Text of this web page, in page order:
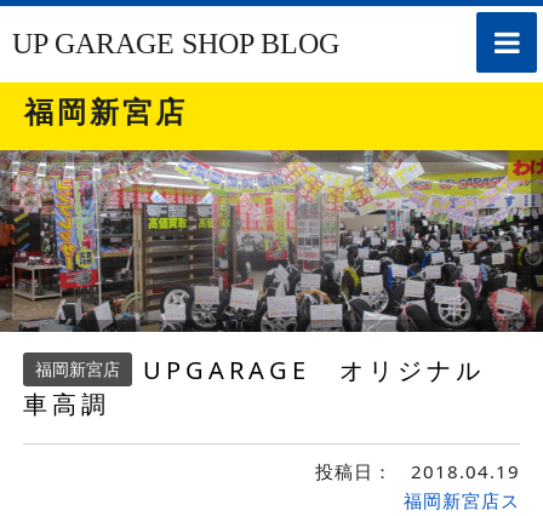
toggle
UP GARAGE SHOP BLOG
福岡新宮店
福岡新宮店
UPGARAGE オリジナル
車高調
投稿日： 2018.04.19
福岡新宮店ス